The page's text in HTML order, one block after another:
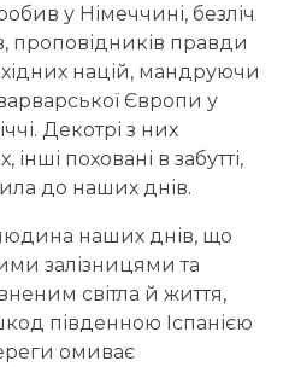
у Німеччині, безліч
проповідників правди
націй, мандруючи
Європи у
Декотрі з них
поховані в забутті,
до наших днів.
наших днів, що
залізницями та
світла й життя,
південною Іспанією
омиває